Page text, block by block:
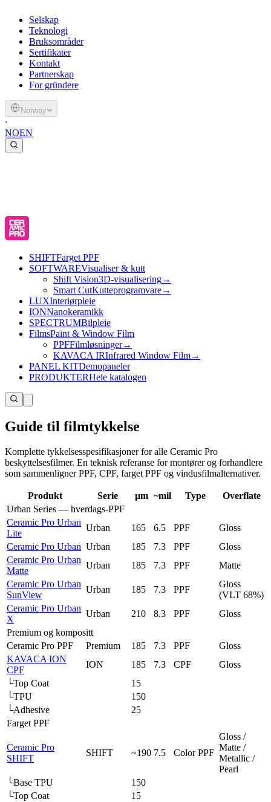
Selskap
Teknologi
Bruksområder
Sertifikater
Kontakt
Partnerskap
For gründere
Norway
·
NOEN
SHIFTFarget PPF
SOFTWAREVisualiser & kutt
Shift Vision3D-visualisering→
Smart CutKutteprogramvare→
LUXInteriørpleie
IONNanokeramikk
SPECTRUMBilpleie
FilmsPaint & Window Film
PPFFilmløsninger→
KAVACA IRInfrared Window Film→
PANEL KITDemopaneler
PRODUKTERHele katalogen
Guide til filmtykkelse
Komplette tykkelsesspesifikasjoner for alle Ceramic Pro
beskyttelsesfilmer. En teknisk referanse for montører og forhandlere
som sammenligner PPF, CPF, farget PPF og vindusfilmalternativer.
Produkt Serie µm ~mil Type
Overflate
Urban Series — hverdags-PPF
Ceramic Pro Urban
Lite
Urban 165 6.5 PPF
Gloss
Ceramic Pro Urban Urban 185 7.3 PPF
Gloss
Ceramic Pro Urban
Matte
Urban 185 7.3 PPF
Matte
Ceramic Pro Urban
SunView
Urban 185 7.3 PPF
Gloss
(VLT 68%)
Ceramic Pro Urban
X
Urban 210 8.3 PPF
Gloss
Premium og kompositt
Ceramic Pro PPF
Premium 185 7.3 PPF
Gloss
KAVACA ION
CPF
ION 185 7.3 CPF
Gloss
└Top Coat
15
└TPU
150
└Adhesive
25
Farget PPF
Ceramic Pro
SHIFT
SHIFT ~190 7.5 Color PPF
Gloss /
Matte /
Metallic /
Pearl
└Base TPU
150
└Top Coat
15